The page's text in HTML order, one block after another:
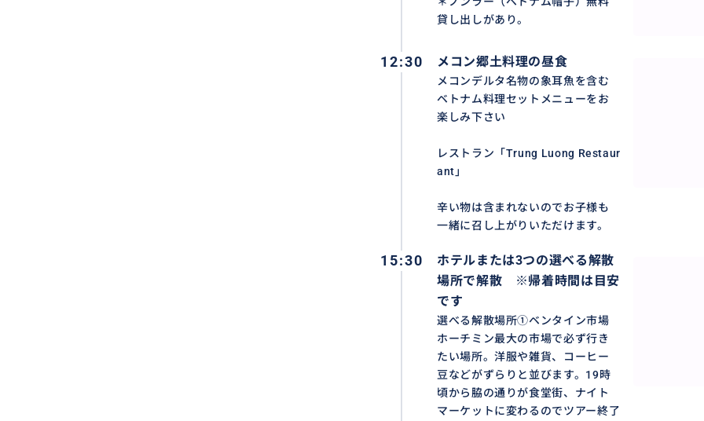
選べる4つの解散場所で、ツアー解散後もご旅行を思う存分
①ベンタイン市場
②ドンコイ通り付近
③人気チョコレートカフェ「MAROU(マルー)」
貸し出しがあり。
12:30 メコン郷土料理の昼食
メコンデルタ名物の象耳魚を含む
ベトナム料理セットメニューをお
楽しみ下さい
レストラン「Trung Luong Restaur
ant」
辛い物は含まれないのでお子様も
一緒に召し上がりいただけます。
15:30
ホテルまたは3つの選べる解散
場所で解散 ※帰着時間は目安
です
選べる解散場所①ベンタイン市場
ホーチミン最大の市場で必ず行き
たい場所。洋服や雑貨、コーヒー
豆などがずらりと並びます。19時
頃から脇の通りが食堂街、ナイト
マーケットに変わるのでツアー終了